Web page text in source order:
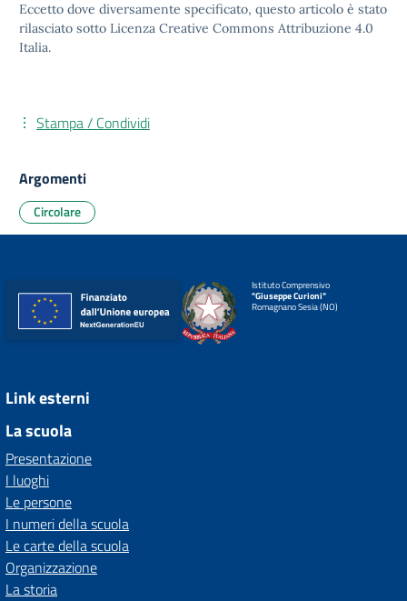
Eccetto dove diversamente specificato, questo articolo è stato
rilasciato sotto Licenza Creative Commons Attribuzione 4.0
Italia.
Stampa / Condividi
Argomenti
Circolare
Istituto Comprensivo
"Giuseppe Curioni"
Romagnano Sesia (NO)
Link esterni
La scuola
Presentazione
I luoghi
Le persone
I numeri della scuola
Le carte della scuola
Organizzazione
La storia